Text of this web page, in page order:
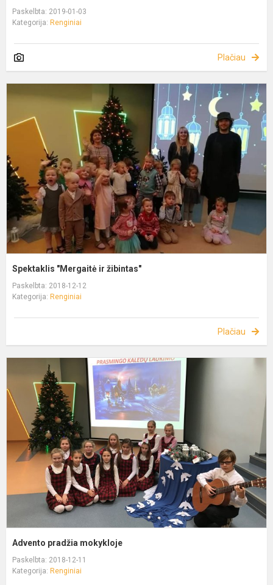
Paskelbta: 2019-01-03
Kategorija: Renginiai
Plačiau
Spektaklis "Mergaitė ir žibintas"
Paskelbta: 2018-12-12
Kategorija: Renginiai
Plačiau
Advento pradžia mokykloje
Paskelbta: 2018-12-11
Kategorija: Renginiai